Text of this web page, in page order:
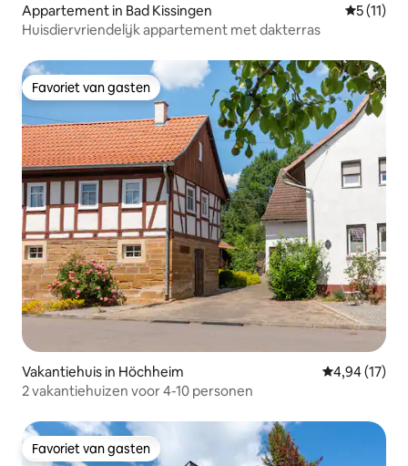
Appartement in Bad Kissingen
5 (11)
Huisdiervriendelijk appartement met dakterras
Favoriet van gasten
Favoriet van gasten
Vakantiehuis in Höchheim Gemiddelde
4,94 (17)
2 vakantiehuizen voor 4-10 personen
Favoriet van gasten
Favoriet van gasten